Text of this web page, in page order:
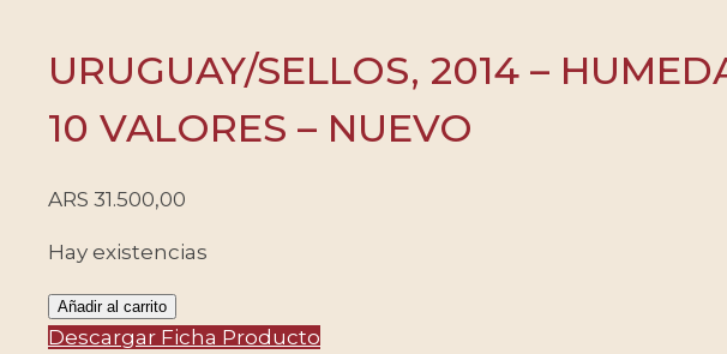
URUGUAY/SELLOS, 2014 –
10 VALORES – NUEVO
ARS 31.500,00
Hay existencias
URUGUAY/SELLOS,
2014
Añadir al carrito
Descargar Ficha Producto